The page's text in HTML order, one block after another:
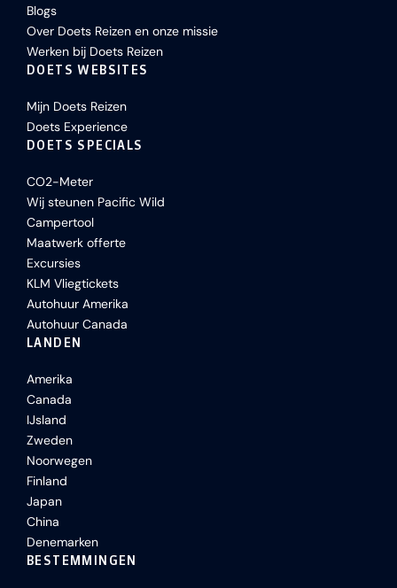
Blogs
Over Doets Reizen en onze missie
Werken bij Doets Reizen
DOETS WEBSITES
Mijn Doets Reizen
Doets Experience
DOETS SPECIALS
CO2-Meter
Wij steunen Pacific Wild
Campertool
Maatwerk offerte
Excursies
KLM Vliegtickets
Autohuur Amerika
Autohuur Canada
LANDEN
Amerika
Canada
IJsland
Zweden
Noorwegen
Finland
Japan
China
Denemarken
BESTEMMINGEN